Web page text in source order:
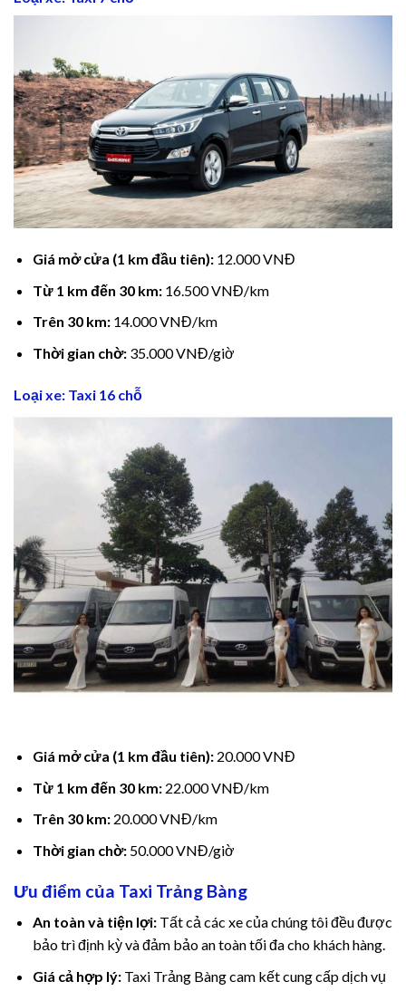
Giá mở cửa (1 km đầu tiên):12.000 VNĐ
Từ 1 km đến 30 km:16.500 VNĐ/km
Trên 30 km:14.000 VNĐ/km
Thời gian chờ:35.000 VNĐ/giờ
Loại xe: Taxi 16 chỗ
Giá mở cửa (1 km đầu tiên):20.000 VNĐ
Từ 1 km đến 30 km:22.000 VNĐ/km
Trên 30 km:20.000 VNĐ/km
Thời gian chờ:50.000 VNĐ/giờ
Ưu điểm của Taxi Trảng Bàng
An toàn và tiện lợi:Tất cả các xe của chúng tôi đều được
bảo trì định kỳ và đảm bảo an toàn tối đa cho khách hàng.
Giá cả hợp lý:Taxi Trảng Bàng cam kết cung cấp dịch vụ